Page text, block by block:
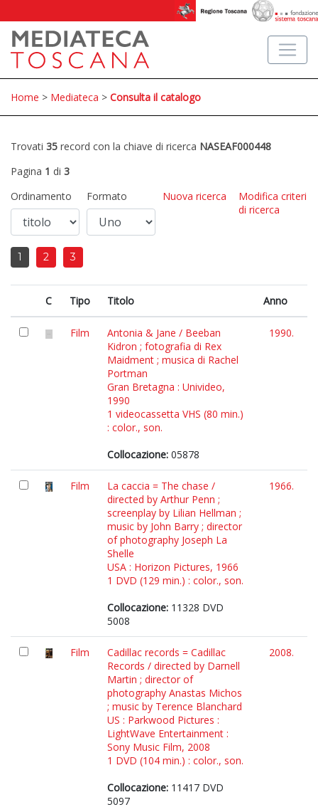
Home > Mediateca > Consulta il catalogo
Trovati 35 record con la chiave di ricerca NASEAF000448
Pagina 1 di 3
Ordinamento
Formato Nuova ricerca
Modifica criteri
di ricerca
1 2 3
C Tipo Titolo Anno
Film
Antonia & Jane / Beeban
Kidron ; fotografia di Rex
Maidment ; musica di Rachel
Portman
Gran Bretagna : Univideo,
1990
1 videocassetta VHS (80 min.)
: color., son.
Collocazione: 05878
1990.
Film
La caccia = The chase /
directed by Arthur Penn ;
screenplay by Lilian Hellman ;
music by John Barry ; director
of photography Joseph La
Shelle
USA : Horizon Pictures, 1966
1 DVD (129 min.) : color., son.
Collocazione: 11328 DVD
5008
1966.
Film
Cadillac records = Cadillac
Records / directed by Darnell
Martin ; director of
photography Anastas Michos
; music by Terence Blanchard
US : Parkwood Pictures :
LightWave Entertainment :
Sony Music Film, 2008
1 DVD (104 min.) : color., son.
Collocazione: 11417 DVD
5097
2008.